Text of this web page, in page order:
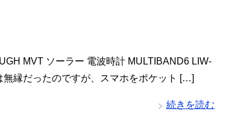
MVT ソーラー 電波時計 MULTIBAND6 LIW-
縁だったのですが、スマホをポケット […]
続きを読む